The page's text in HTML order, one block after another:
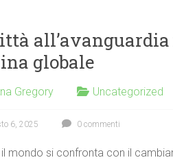
globale
Gregory Uncategorized
6, 2025 0 commenti
mondo si confronta con il